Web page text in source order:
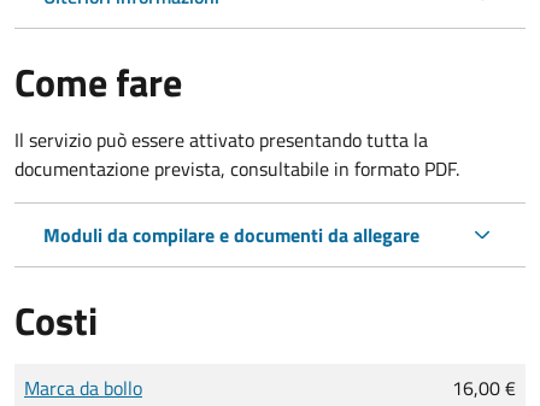
Come fare
Il servizio può essere attivato presentando tutta la
documentazione prevista, consultabile in formato PDF.
Moduli da compilare e documenti da allegare
Costi
Tipo di pagamento
Importo
Marca da bollo 16,00 €